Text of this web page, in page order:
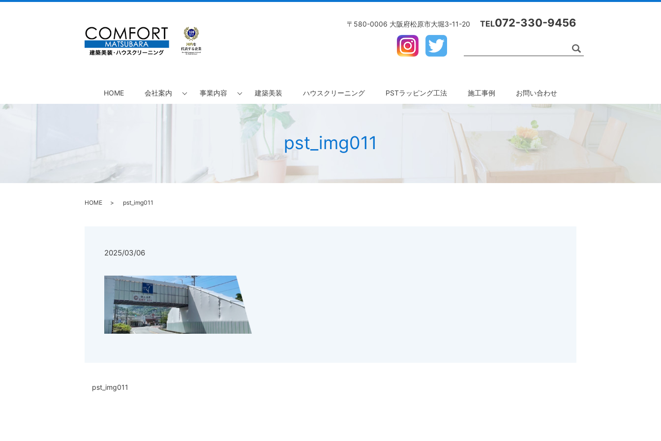
〒580-0006 大阪府松原市大堀3-11-20 TEL072-330-9456
HOME 会社案内 事業内容 建築美装 ハウスクリーニング PSTラッピング工法 施工事例 お問い合わせ
pst_img011
HOME pst_img011
2025/03/06
pst_img011